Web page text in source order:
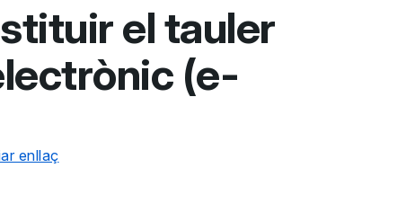
el tauler
(e-
enllaç